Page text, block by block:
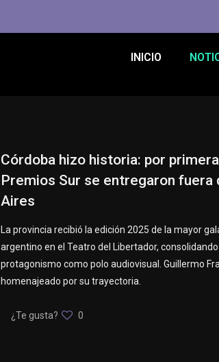
INICIO
Córdoba hizo historia: por
Premios Sur se entregaron fuera
Aires
La provincia recibió la edición 2025 de la mayor
argentino en el Teatro del Libertador,
protagonismo como polo audiovisual. Guillermo
homenajeado por su trayectoria.
¿Te gusta? 0